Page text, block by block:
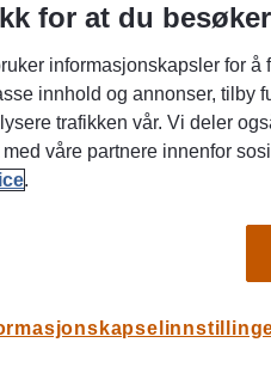
Oslo,
Oslo
Serviceinnstilt
en variert
som trives
selvstendig.
Planlegge og
for at du
informasjonskapsler for å
innhold og annonser, tilby
trafikken vår. Vi deler
med våre partnere innenfor
.